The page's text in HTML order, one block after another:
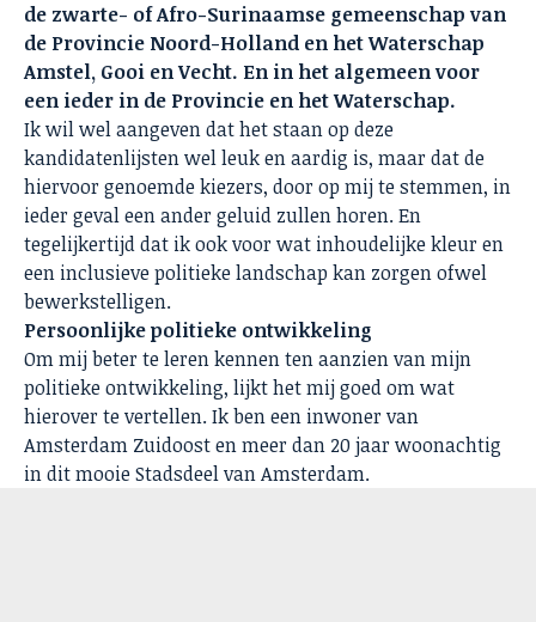
de zwarte- of Afro-Surinaamse gemeenschap van
de Provincie Noord-Holland en het Waterschap
Amstel, Gooi en Vecht. En in het algemeen voor
een ieder in de Provincie en het Waterschap.
Ik wil wel aangeven dat het staan op deze
kandidatenlijsten wel leuk en aardig is, maar dat de
hiervoor genoemde kiezers, door op mij te stemmen, in
ieder geval een ander geluid zullen horen. En
tegelijkertijd dat ik ook voor wat inhoudelijke kleur en
een inclusieve politieke landschap kan zorgen ofwel
bewerkstelligen.
Persoonlijke politieke ontwikkeling
Om mij beter te leren kennen ten aanzien van mijn
politieke ontwikkeling, lijkt het mij goed om wat
hierover te vertellen. Ik ben een inwoner van
Amsterdam Zuidoost en meer dan 20 jaar woonachtig
in dit mooie Stadsdeel van Amsterdam.